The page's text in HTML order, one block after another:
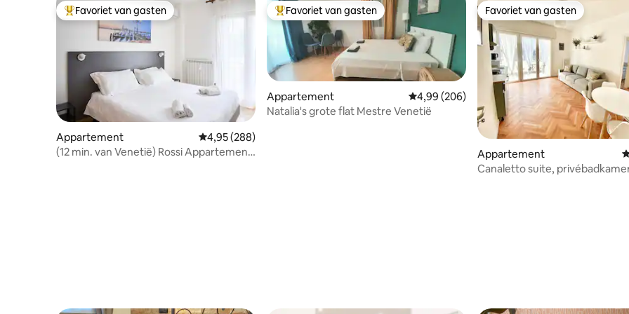
Topfavoriet van gasten
Favoriet van gasten
Appartement Gemiddelde beoordeling van 4,95 op 5, 288 recensies
4,95 (288)
(12 min. van Venetië) Rossi Appartement
Topfavoriet van gasten
Favoriet van gasten
Appartement Gemiddelde beoordeling van 4,99 op 5, 206
4,99 (206)
Natalia's grote flat Mestre Venetië
Favoriet van gasten
Favoriet van gasten
Appartement
Canaletto suite,